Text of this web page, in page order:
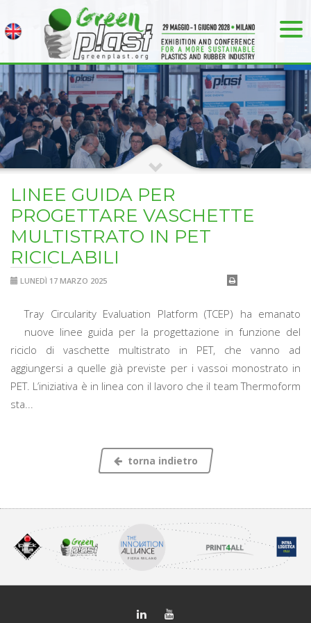
LINEE GUIDA PER
PROGETTARE VASCHETTE
MULTISTRATO IN PET
RICICLABILI
LUNEDÌ 17 MARZO 2025
Tray Circularity Evaluation Platform (TCEP) ha emanato
nuove linee guida per la progettazione in funzione del
riciclo di vaschette multistrato in PET, che vanno ad
aggiungersi a quelle già previste per i vassoi monostrato in
PET. L’iniziativa è in linea con il lavoro che il team Thermoform
sta...
torna indietro